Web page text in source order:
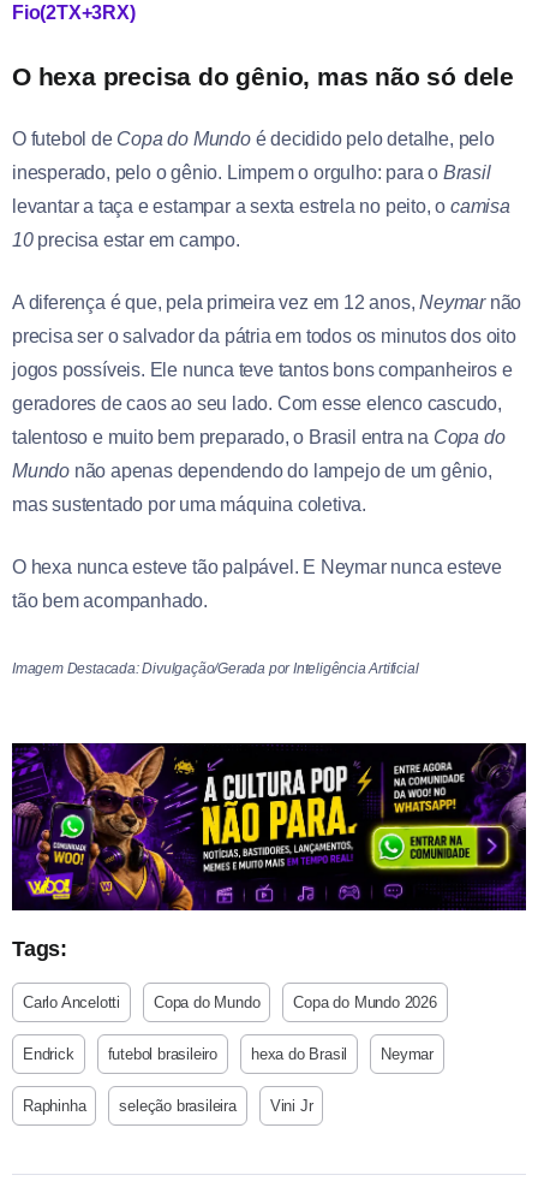
Fio(2TX+3RX)
O hexa precisa do gênio, mas não só dele
O futebol de Copa do Mundoé decidido pelo detalhe, pelo
inesperado, pelo o gênio. Limpem o orgulho: para o Brasil
levantar a taça e estampar a sexta estrela no peito, o camisa
10precisa estar em campo.
A diferença é que, pela primeira vez em 12 anos,Neymarnão
precisa ser o salvador da pátria em todos os minutos dos oito
jogos possíveis. Ele nunca teve tantos bons companheiros e
geradores de caos ao seu lado. Com esse elenco cascudo,
talentoso e muito bem preparado, o Brasil entra na Copa do
Mundo não apenas dependendo do lampejo de um gênio,
mas sustentado por uma máquina coletiva.
O hexa nunca esteve tão palpável. E Neymar nunca esteve
tão bem acompanhado.
Imagem Destacada: Divulgação/Gerada por Inteligência Artificial
Tags:
Carlo Ancelotti Copa do Mundo Copa do Mundo 2026
Endrick futebol brasileiro hexa do Brasil Neymar
Raphinha seleção brasileira Vini Jr